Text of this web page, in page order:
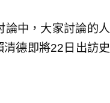
論中，大家討論的人
德即將22日出訪史